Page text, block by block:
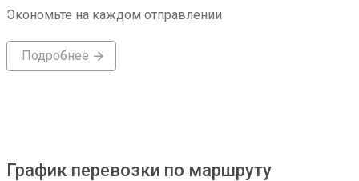
Экономьте на каждом отправлении
Подробнее
График перевозки по маршруту